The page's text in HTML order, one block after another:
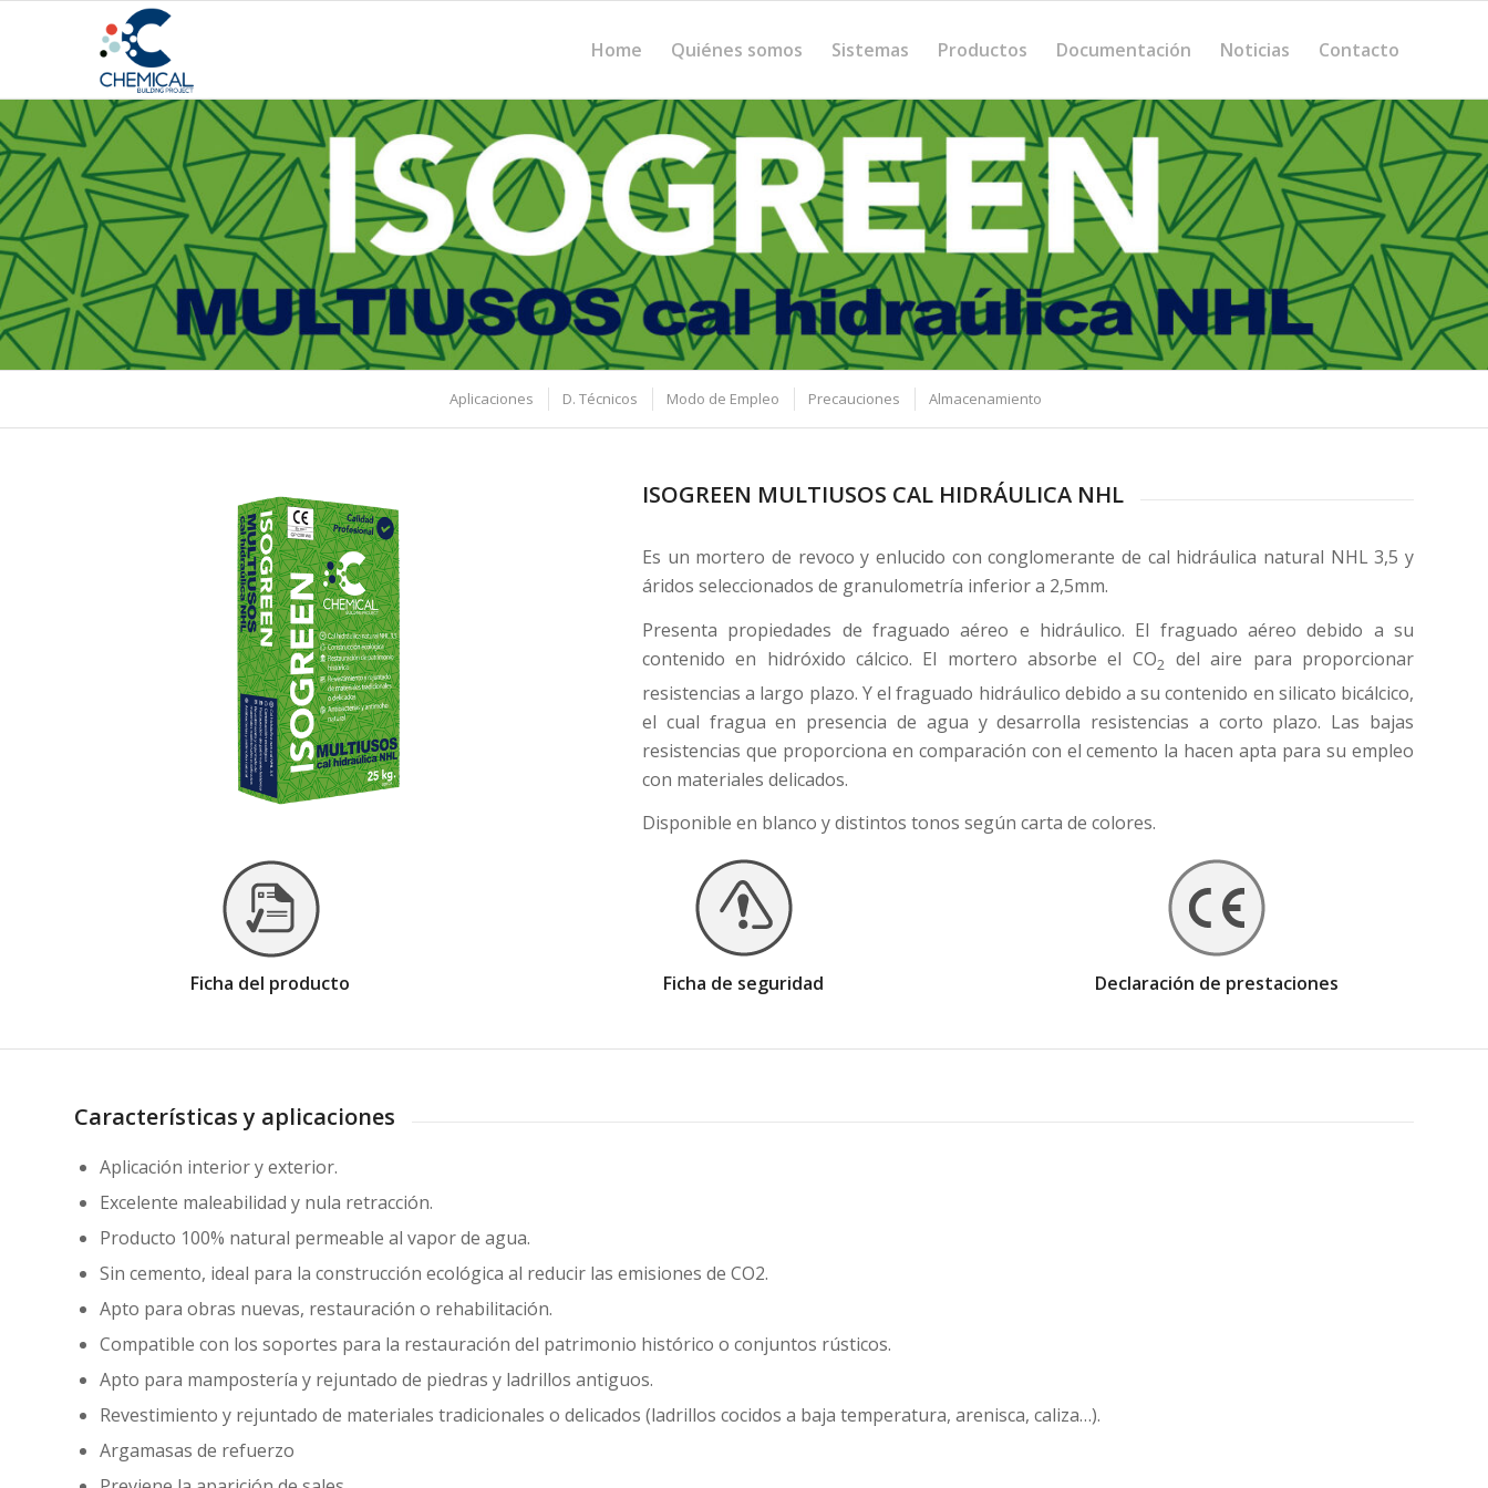
Home Quiénes somos Sistemas Productos Documentación Noticias Contacto
Aplicaciones D. Técnicos Modo de Empleo Precauciones Almacenamiento
ISOGREEN MULTIUSOS CAL HIDRÁULICA NHL
Es un mortero de revoco y enlucido con conglomerante de cal hidráulica natural NHL 3,5 y
áridos seleccionados de granulometría inferior a 2,5mm.
Presenta propiedades de fraguado aéreo e hidráulico. El fraguado aéreo debido a su
contenido en hidróxido cálcico. El mortero absorbe el CO2 del aire para proporcionar
resistencias a largo plazo. Y el fraguado hidráulico debido a su contenido en silicato bicálcico,
el cual fragua en presencia de agua y desarrolla resistencias a corto plazo. Las bajas
resistencias que proporciona en comparación con el cemento la hacen apta para su empleo
con materiales delicados.
Disponible en blanco y distintos tonos según carta de colores.
Ficha del producto Ficha de seguridad Declaración de prestaciones
Características y aplicaciones
Aplicación interior y exterior.
Excelente maleabilidad y nula retracción.
Producto 100% natural permeable al vapor de agua.
Sin cemento, ideal para la construcción ecológica al reducir las emisiones de CO2.
Apto para obras nuevas, restauración o rehabilitación.
Compatible con los soportes para la restauración del patrimonio histórico o conjuntos rústicos.
Apto para mampostería y rejuntado de piedras y ladrillos antiguos.
Revestimiento y rejuntado de materiales tradicionales o delicados (ladrillos cocidos a baja temperatura, arenisca, caliza…).
Argamasas de refuerzo